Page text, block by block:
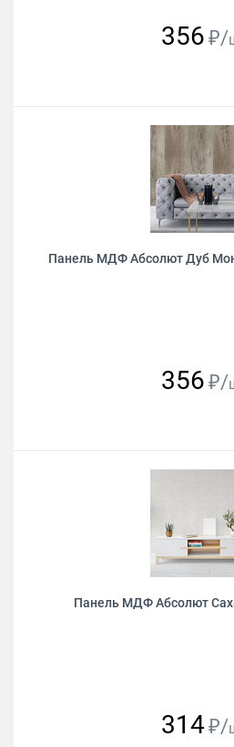
356 ₽/
Панель МДФ Абсолют Дуб
356 ₽/
Панель МДФ Абсолют
314₽/